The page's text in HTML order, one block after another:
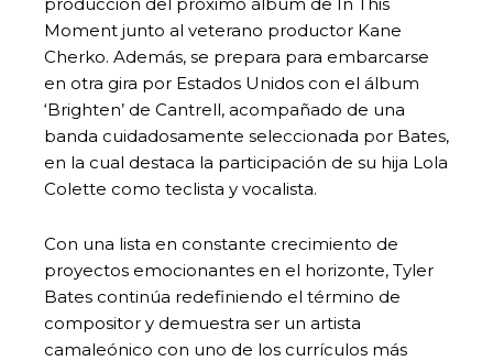
Moment junto al veterano productor Kane
Cherko. Además, se prepara para embarcarse
en otra gira por Estados Unidos con el álbum
‘Brighten’ de Cantrell, acompañado de una
banda cuidadosamente seleccionada por Bates,
en la cual destaca la participación de su hija Lola
Colette como teclista y vocalista.
Con una lista en constante crecimiento de
proyectos emocionantes en el horizonte, Tyler
Bates continúa redefiniendo el término de
compositor y demuestra ser un artista
camaleónico con uno de los currículos más